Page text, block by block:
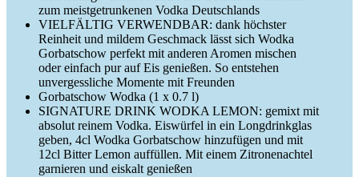
zum meistgetrunkenen Vodka Deutschlands
VIELFÄLTIG VERWENDBAR: dank höchster
Reinheit und mildem Geschmack lässt sich Wodka
Gorbatschow perfekt mit anderen Aromen mischen
oder einfach pur auf Eis genießen. So entstehen
unvergessliche Momente mit Freunden
Gorbatschow Wodka (1 x 0.7 l)
SIGNATURE DRINK WODKA LEMON: gemixt mit
absolut reinem Vodka. Eiswürfel in ein Longdrinkglas
geben, 4cl Wodka Gorbatschow hinzufügen und mit
12cl Bitter Lemon auffüllen. Mit einem Zitronenachtel
garnieren und eiskalt genießen